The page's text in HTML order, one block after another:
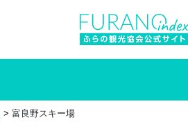
富良野スキー場